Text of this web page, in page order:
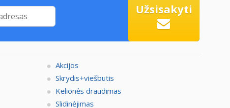
Užsisakyti
Akcijos
Skrydis+viešbutis
Kelionės draudimas
Slidinėjimas